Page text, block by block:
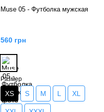
Muse 05 - Футболка мужская
560 грн
Размер
XS S M L XL